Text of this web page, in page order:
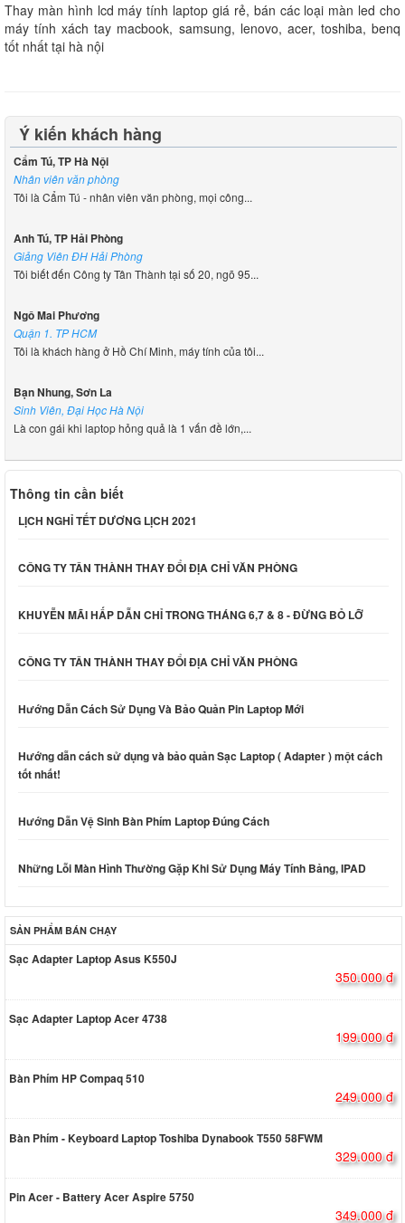
Thay màn hình lcd máy tính laptop giá rẻ, bán các loại màn led cho
máy tính xách tay macbook, samsung, lenovo, acer, toshiba, benq
tốt nhất tại hà nội
Ý kiến khách hàng
Cẩm Tú, TP Hà Nội
Nhân viên văn phòng
Tôi là Cẩm Tú - nhân viên văn phòng, mọi công...
Anh Tú, TP Hải Phòng
Giảng Viên ĐH Hải Phòng
Tôi biết đến Công ty Tân Thành tại số 20, ngõ 95...
Ngô Mai Phương
Quận 1. TP HCM
Tôi là khách hàng ở Hồ Chí Minh, máy tính của tôi...
Bạn Nhung, Sơn La
Sinh Viên, Đại Học Hà Nội
Là con gái khi laptop hỏng quả là 1 vấn đề lớn,...
Thông tin cần biết
LỊCH NGHỈ TẾT DƯƠNG LỊCH 2021
CÔNG TY TÂN THÀNH THAY ĐỔI ĐỊA CHỈ VĂN PHÒNG
KHUYỄN MÃI HẤP DẪN CHỈ TRONG THÁNG 6,7 & 8 - ĐỪNG BỎ LỠ
CÔNG TY TÂN THÀNH THAY ĐỔI ĐỊA CHỈ VĂN PHÒNG
Hướng Dẫn Cách Sử Dụng Và Bảo Quản Pin Laptop Mới
Hướng dẫn cách sử dụng và bảo quản Sạc Laptop ( Adapter ) một cách
tốt nhất!
Hướng Dẫn Vệ Sinh Bàn Phím Laptop Đúng Cách
Những Lỗi Màn Hình Thường Gặp Khi Sử Dụng Máy Tính Bảng, IPAD
SẢN PHẨM BÁN CHẠY
Sạc Adapter Laptop Asus K550J
350.000 đ
Sạc Adapter Laptop Acer 4738
199.000 đ
Bàn Phím HP Compaq 510
249.000 đ
Bàn Phím - Keyboard Laptop Toshiba Dynabook T550 58FWM
329.000 đ
Pin Acer - Battery Acer Aspire 5750
349.000 đ